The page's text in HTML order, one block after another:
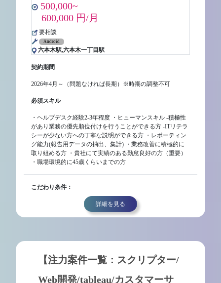
500,000~
600,000 円/月
要相談
Android
六本木駅,六本木一丁目駅
契約期間
2026年4月～（問題なければ長期）※時期の調整不可
必須スキル
・ヘルプデスク経験2-3年程度 ・ヒューマンスキル -積極性
があり業務の優先順位付けを行うことができる方 -ITリテラ
シーが少ない方への丁寧な説明ができる方 ・レポーティン
グ能力(報告用データの抽出、集計) ・業務改善に積極的に
取り組める方 ・貴社にて実績のある勤怠良好の方（重要）
・職場環境的に45歳くらいまでの方
こだわり条件：
詳細を見る
【注力案件一覧：スクリプター/
Web開発/tableau/カスタマーサ